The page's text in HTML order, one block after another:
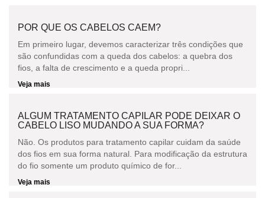
POR QUE OS CABELOS CAEM?
Em primeiro lugar, devemos caracterizar três condições que
são confundidas com a queda dos cabelos: a quebra dos
fios, a falta de crescimento e a queda propri...
Veja mais
ALGUM TRATAMENTO CAPILAR PODE DEIXAR O
CABELO LISO MUDANDO A SUA FORMA?
Não. Os produtos para tratamento capilar cuidam da saúde
dos fios em sua forma natural. Para modificação da estrutura
do fio somente um produto químico de for...
Veja mais